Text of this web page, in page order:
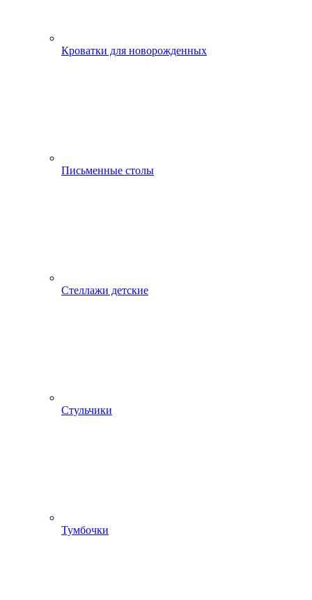
Кроватки для новорожденных
Письменные столы
Стеллажи детские
Стульчики
Тумбочки